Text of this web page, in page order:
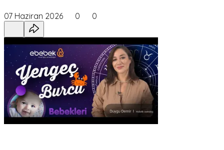
07 Haziran 2026 0 0